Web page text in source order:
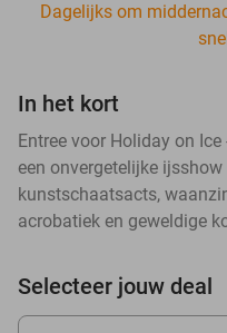
Dagelijks om
In het kort
Entree voor Holiday on Ice
een onvergetelijke
kunstschaatsacts,
acrobatiek en geweldige
Selecteer jouw deal